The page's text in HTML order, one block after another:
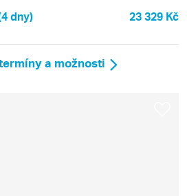
dny) 23 329 Kč
a možnosti